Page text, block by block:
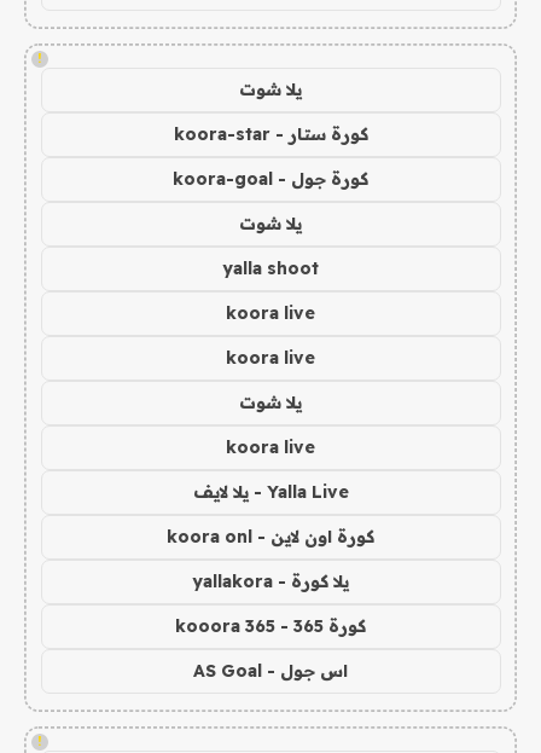
!
يلا شوت
كورة ستار - koora-star
كورة جول - koora-goal
يلا شوت
yalla shoot
koora live
koora live
يلا شوت
koora live
Yalla Live - يلا لايف
كورة اون لاين - koora onl
يلا كورة - yallakora
كورة 365 - kooora 365
اس جول - AS Goal
!